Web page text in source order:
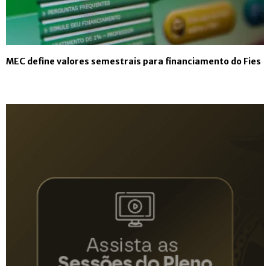
MEC define valores semestrais para financiamento do Fies